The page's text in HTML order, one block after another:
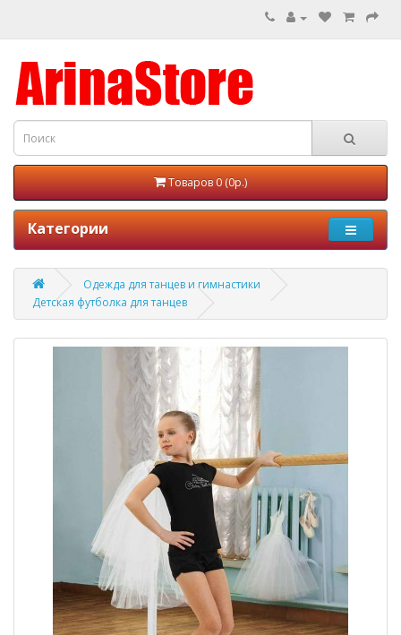
Товаров 0 (0р.)
Категории
Одежда для танцев и гимнастики
Детская футболка для танцев